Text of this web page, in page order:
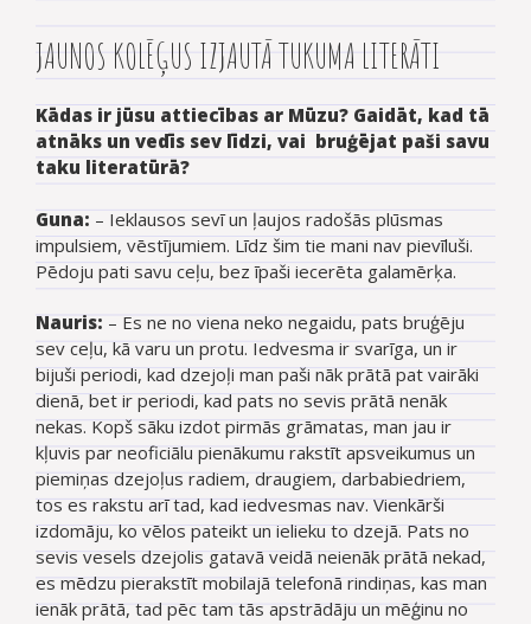
JAUNOS KOLĒĢUS IZJAUTĀ TUKUMA LITERĀTI
Kādas ir jūsu attiecības ar Mūzu? Gaidāt, kad tā
atnāks un vedīs sev līdzi, vai bruģējat paši savu
taku literatūrā?
Guna: – Ieklausos sevī un ļaujos radošās plūsmas
impulsiem, vēstījumiem. Līdz šim tie mani nav pievīluši.
Pēdoju pati savu ceļu, bez īpaši iecerēta galamērķa.
Nauris: – Es ne no viena neko negaidu, pats bruģēju
sev ceļu, kā varu un protu. Iedvesma ir svarīga, un ir
bijuši periodi, kad dzejoļi man paši nāk prātā pat vairāki
dienā, bet ir periodi, kad pats no sevis prātā nenāk
nekas. Kopš sāku izdot pirmās grāmatas, man jau ir
kļuvis par neoficiālu pienākumu rakstīt apsveikumus un
piemiņas dzejoļus radiem, draugiem, darbabiedriem,
tos es rakstu arī tad, kad iedvesmas nav. Vienkārši
izdomāju, ko vēlos pateikt un ielieku to dzejā. Pats no
sevis vesels dzejolis gatavā veidā neienāk prātā nekad,
es mēdzu pierakstīt mobilajā telefonā rindiņas, kas man
ienāk prātā, tad pēc tam tās apstrādāju un mēģinu no